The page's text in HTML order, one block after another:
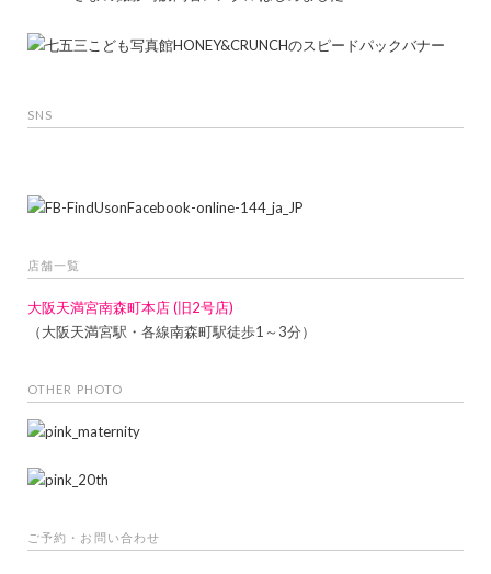
SNS
店舗一覧
大阪天満宮南森町本店 (旧2号店)
（大阪天満宮駅・各線南森町駅徒歩1～3分）
OTHER PHOTO
ご予約・お問い合わせ